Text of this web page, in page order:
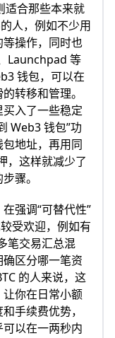
适合那些本来就
人，例如不少用
操作，同时也
Launchpad 等
钱包，可以在
转移和管理。
入了一些稳定
Web3 钱包”功
地址，再用同
，这样就减少了
骤。
强调“可替代性”
受欢迎，例如有
笔交易汇总混
区分哪一笔资
的人来说，这
你在日常小额
手续费优势，
以在一两秒内